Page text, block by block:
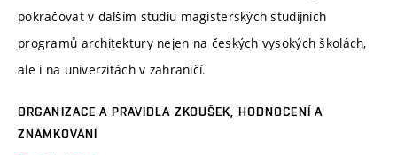
pokračovat v dalším studiu magisterských studijních
programů architektury nejen na českých vysokých školách,
ale i na univerzitách v zahraničí.
ORGANIZACE A PRAVIDLA ZKOUŠEK, HODNOCENÍ A
ZNÁMKOVÁNÍ